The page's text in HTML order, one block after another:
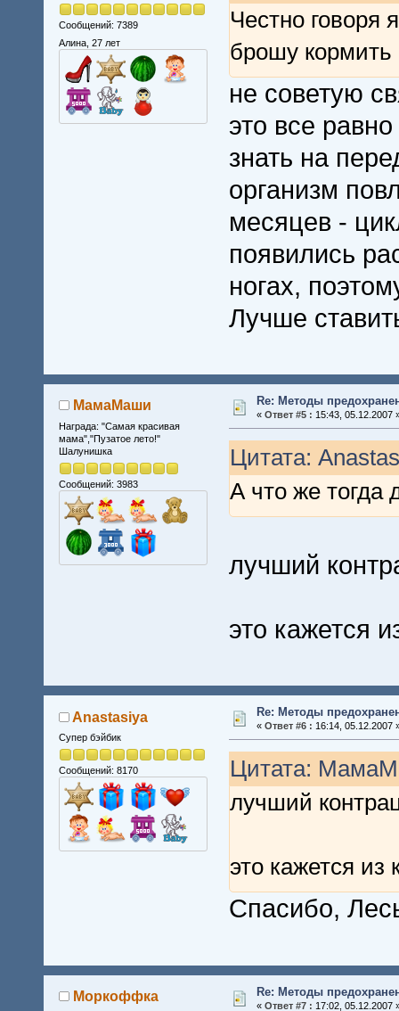
Сообщений: 7389
Алина, 27 лет
Честно говоря
брошу кормить
не советую
это все
знать на
организм
месяцев -
появились
ногах,
Лучше
МамаМаши
Награда: "Самая красивая
мама","Пузатое лето!"
Шалунишка
Сообщений: 3983
Re: Методы
« Ответ #5 : 15:43, 05.12.2007
Цитата:
А что же тогда
лучший
это кажется
Anastasiya
Супер бэйбик
Сообщений: 8170
Re: Методы
« Ответ #6 : 16:14, 05.12.2007
Цитата:
лучший
это кажется из
Спасибо,
Моркоффка Re: Методы
« Ответ #7 : 17:02, 05.12.2007